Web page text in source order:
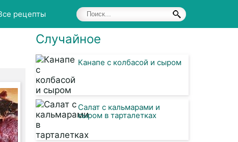
рецепты
Случайное
Канапе с колбасой и сыром
Салат с кальмарами и
сыром в тарталетках